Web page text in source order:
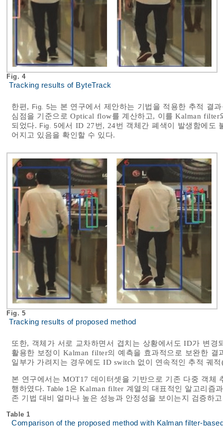
Fig. 4
Tracking results of ByteTrack
한편, Fig. 5는 본 연구에서 제안하는 기법을 적용한 추적 결
심점을 기준으로 Optical flow를 계산하고, 이를 Kalman
되었다. Fig. 5에서 ID 27번, 24번 객체간 폐색이 발생함에도
어지고 있음을 확인할 수 있다.
Fig. 5
Tracking results of proposed method
또한, 객체가 서로 교차하면서 겹치는 상황에서도 ID가 변
활용한 보정이 Kalman filter의 예측을 효과적으로 보완한
일부가 가려지는 경우에도 ID switch 없이 연속적인 추적 궤
본 연구에서는 MOT17 데이터셋을 기반으로 기존 다중 객
행하였다.Table 1은 Kalman filter 계열의 대표적인 알고리즘
존 기법 대비 얼마나 높은 성능과 안정성을 보이는지 검증하
Table 1
Comparison of the proposed method with Kalman filter-